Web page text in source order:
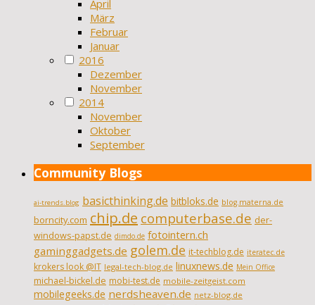
April
März
Februar
Januar
2016
Dezember
November
2014
November
Oktober
September
Community Blogs
ai-trends.blog basicthinking.de bitbloks.de blog.materna.de
borncity.com chip.de computerbase.de der-
windows-papst.de dimdo.de fotointern.ch
gaminggadgets.de golem.de it-techblog.de iteratec.de
krokers look @IT legal-tech-blog.de linuxnews.de Mein Office
michael-bickel.de mobi-test.de mobile-zeitgeist.com
mobilegeeks.de nerdsheaven.de netz-blog.de